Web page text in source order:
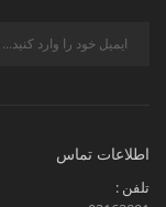
اطلاعات تماس
تلفن :